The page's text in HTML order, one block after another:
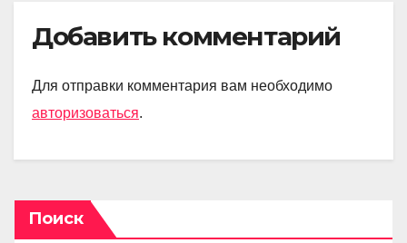
Добавить комментарий
Для отправки комментария вам необходимо
авторизоваться.
Поиск